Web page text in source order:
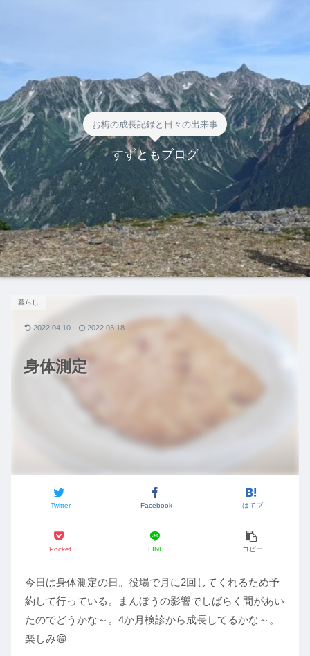
お梅の成長記録と日々の出来事
すずともブログ
身体測定
暮らし
Twitter Facebook はてブ
Pocket LINE コピー
2022.04.10 2022.03.18
今日は身体測定の日。役場で月に2回してくれるため予
約して行っている。まんぼうの影響でしばらく間があい
たのでどうかな～。4か月検診から成長してるかな～。
楽しみ😁